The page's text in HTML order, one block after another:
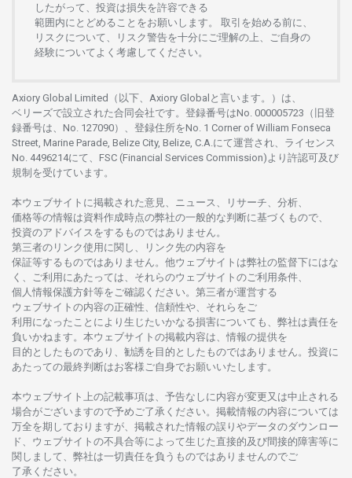
したがって、 投資は損失を許容できる
範囲内にとどめることをお願いします 。 取引を始める前に、
リスクについて、
リスク警告を十分に ご理解の 上、 ご自身の
経験について よく 考慮してください。
Axiory Global Limited（以下、Axiory Globalと言います。）は、
ベリーズで設立さ れた合同会社です。 登録番号はNo. 000005723（旧登
録番号は、No. 127090）、 登録住所をNo. 1 Corner of William Fonseca
Street, Marine Parade, Belize City, Belize, C.A.にて運営さ れ、 ライセンス
No. 4496214にて、FSC (Financial Services Commission)より 許認可及び
規制を受けています。
本ウェブサイトに掲載さ れた意見、ニュース、リサーチ、分析、
価格等の情報は資料作成時点の弊社の一般的な判断に基づくもので、
投資のアドバイスをするものではありません。
第三者の リンク使用に関し、 リンク先の内容を
保証等するものではありません。 他ウェブサイトは弊社の監督下にはな
く、
ご利用に あたっては、 それらのウェブサイトの ご利用条件、
個人情報保護方針等を ご確認ください。 第三者が運営する
ウェブサイトの内容の正確性、信頼性や、それらをご
利用になったことにより 生じたいかなる損害についても、 弊社は責任を
負いかね ます。 本ウェブサイトの掲載内容は、 情報の提供を
目的としたものであり、 勧誘を 目的としたものではありません。 投資に
あたっての最終判断はお客様ご自身でお願いいたします。
本ウェブサイト 上の記載事項は、 予告なしに 内容が変更又は中止さ れる
場合がございますので予めご了承ください。 掲載情報の内容については
万全を期しておりますが、 掲載さ れた情報の誤りやデータのダウンロー
ド、 ウェブサイトの不具合等に よって生じた 直接的及び間接的障害等に
関し まして、 弊社は一切責任を負うものではありませんのでご
了承ください。